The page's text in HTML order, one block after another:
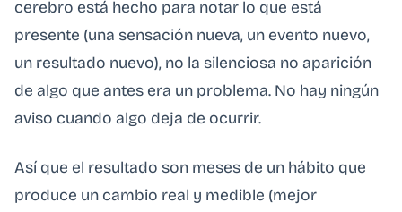
cerebro está hecho para notar lo que está
presente (una sensación nueva, un evento nuevo,
un resultado nuevo), no la silenciosa no aparición
de algo que antes era un problema. No hay ningún
aviso cuando algo deja de ocurrir.
Así que el resultado son meses de un hábito que
produce un cambio real y medible (mejor